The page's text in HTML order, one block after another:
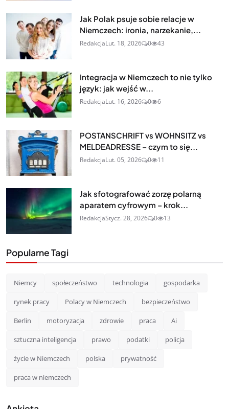
Jak Polak psuje sobie relacje w
Niemczech: ironia, narzekanie,...
RedakcjaLut. 18, 2026 0 43
Integracja w Niemczech to nie tylko
język: jak wejść w...
RedakcjaLut. 16, 2026 0 6
POSTANSCHRIFT vs WOHNSITZ vs
MELDEADRESSE – czym to się...
RedakcjaLut. 05, 2026 0 11
Jak sfotografować zorzę polarną
aparatem cyfrowym – krok...
RedakcjaStycz. 28, 2026 0 13
Popularne Tagi
Niemcy społeczeństwo technologia gospodarka
rynek pracy Polacy w Niemczech bezpieczeństwo
Berlin motoryzacja zdrowie praca Ai
sztuczna inteligencja prawo podatki policja
życie w Niemczech polska prywatność
praca w niemczech